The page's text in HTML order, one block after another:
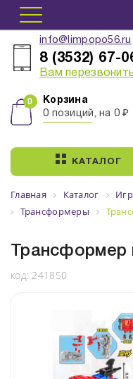
info@limpopo56.ru
8 (3532) 67-
Вам
Корзина
0 позиций, на 0 ₽
КАТАЛОГ
Главная Каталог
Трансформеры
Трансформер
код: 241850